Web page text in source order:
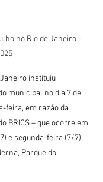
no Rio de Janeiro -
instituiu
municipal no dia 7 de
feira, em razão da
BRICS – que ocorre em
e segunda-feira (7/7)
Parque do